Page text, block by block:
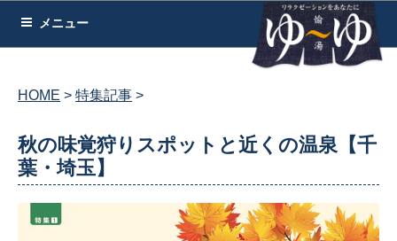
メニュー
HOME 特集記事
秋の味覚狩りスポットと近くの温泉【千
葉・埼玉】